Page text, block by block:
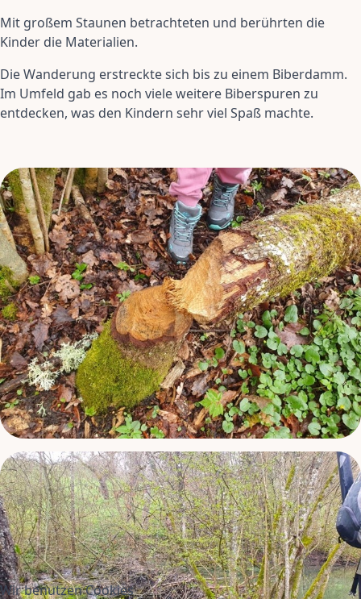
Mit großem Staunen betrachteten und berührten die
Kinder die Materialien.
Die Wanderung erstreckte sich bis zu einem Biberdamm.
Im Umfeld gab es noch viele weitere Biberspuren zu
entdecken, was den Kindern sehr viel Spaß machte.
Wir benutzen Cookies